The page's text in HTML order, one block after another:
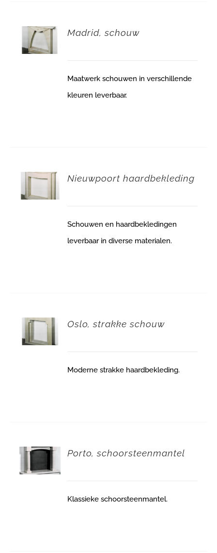
Madrid, schouw
Maatwerk schouwen in verschillende
kleuren leverbaar.
Nieuwpoort haardbekleding
Schouwen en haardbekledingen
leverbaar in diverse materialen.
Oslo, strakke schouw
Moderne strakke haardbekleding.
Porto, schoorsteenmantel
Klassieke schoorsteenmantel.